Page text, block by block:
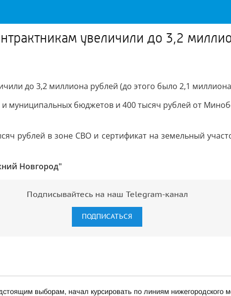
увеличили до 3,2
до 3,2 миллиона рублей (до этого было 2,1
муниципальных бюджетов и 400 тысяч рублей от
рублей в зоне СВО и сертификат на земельный
Новгород"
Подписывайтесь на наш Telegram-канал
ПОДПИСАТЬСЯ
выборам, начал курсировать по линиям нижегородского